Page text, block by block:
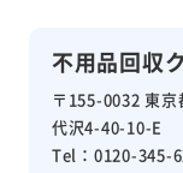
不用品回収
〒155-0032 東京
代沢4-40-10-E
Tel：0120-345-